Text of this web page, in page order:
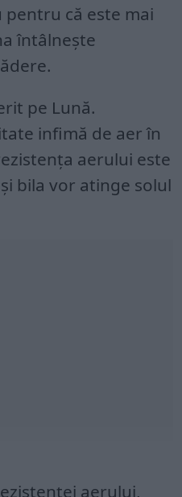
că este mai
întâlnește
pe Lună.
infimă de aer în
aerului este
bila vor atinge solul
aerului,